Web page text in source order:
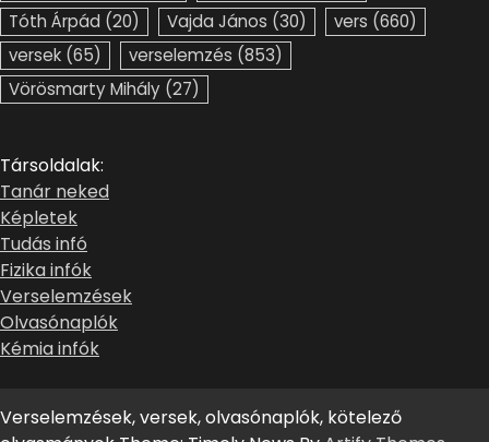
Tóth Árpád (20) Vajda János (30) vers (660)
versek (65) verselemzés (853)
Vörösmarty Mihály (27)
Társoldalak:
Tanár neked
Képletek
Tudás infó
Fizika infók
Verselemzések
Olvasónaplók
Kémia infók
Verselemzések, versek, olvasónaplók, kötelező